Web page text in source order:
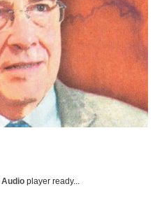
player ready...